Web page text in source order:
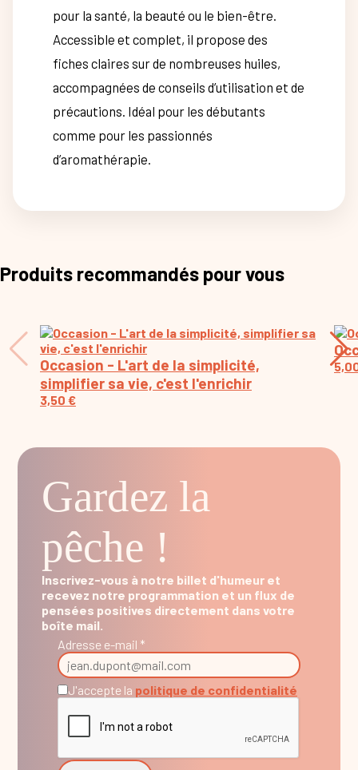
pour la santé, la beauté ou le bien-être.
Accessible et complet, il propose des
fiches claires sur de nombreuses huiles,
accompagnées de conseils d’utilisation et de
précautions. Idéal pour les débutants
comme pour les passionnés
d’aromathérapie.
Produits recommandés pour vous
Occasion - L'art de la simplicité,
simplifier sa vie, c'est l'enrichir
3,50 €
Gardez la
pêche !
Inscrivez-vous à notre billet d'humeur et
recevez notre programmation et un flux de
pensées positives directement dans votre
boîte mail.
Adresse e-mail *
J'accepte la politique de confidentialité